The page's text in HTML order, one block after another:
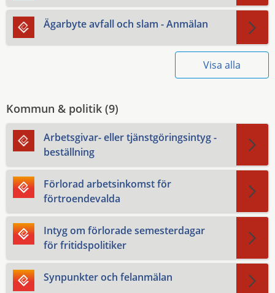
Ägarbyte avfall och slam - Anmälan
Visa alla
Kommun & politik (9)
Arbetsgivar- eller tjänstgöringsintyg -
beställning
Förlorad arbetsinkomst för
förtroendevalda
Intyg om förlorade semesterdagar
för fritidspolitiker
Synpunkter och felanmälan